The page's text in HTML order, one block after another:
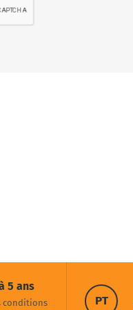
5 ans
conditions PT